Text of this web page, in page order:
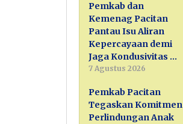
Pemkab dan
Kemenag Pacitan
Pantau Isu Aliran
Kepercayaan demi
Jaga Kondusivitas …
7 Agustus 2026
Pemkab Pacitan
Tegaskan Komitmen
Perlindungan Anak